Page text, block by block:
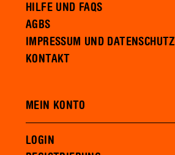
HILFE UND FAQS
AGBS
IMPRESSUM UND DATENSCHUTZ
KONTAKT
MEIN KONTO
LOGIN